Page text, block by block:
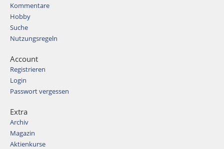
Kommentare
Hobby
Suche
Nutzungsregeln
Account
Registrieren
Login
Passwort vergessen
Extra
Archiv
Magazin
Aktienkurse